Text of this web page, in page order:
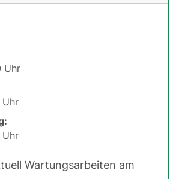
Uhr
Uhr
Uhr
Wartungsarbeiten am